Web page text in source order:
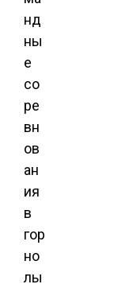
нд
ны
е
со
ре
вн
ов
ан
ия
в
гор
но
лы